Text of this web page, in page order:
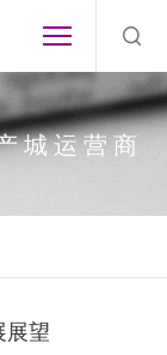
城运营商
展望